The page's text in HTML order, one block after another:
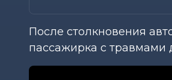
После столкновения
пассажирка с травмами